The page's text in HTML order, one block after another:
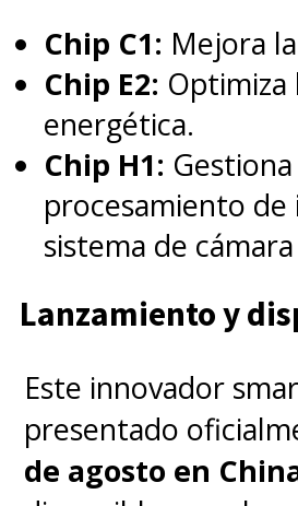
Chip C1: Mejora
Chip E2: Optimiza
energética.
Chip H1:
procesamiento de
sistema de
Lanzamiento y
Este innovador
presentado
de agosto en